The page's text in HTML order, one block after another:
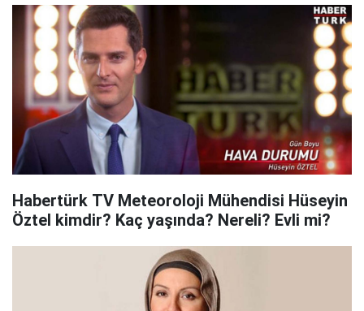
Habertürk TV Meteoroloji Mühendisi Hüseyin
Öztel kimdir? Kaç yaşında? Nereli? Evli mi?